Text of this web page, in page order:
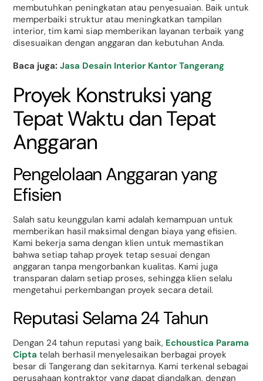
membutuhkan peningkatan atau penyesuaian. Baik untuk
memperbaiki struktur atau meningkatkan tampilan
interior, tim kami siap memberikan layanan terbaik yang
disesuaikan dengan anggaran dan kebutuhan Anda.
Baca juga:Jasa Desain Interior Kantor Tangerang
Proyek Konstruksi yang
Tepat Waktu dan Tepat
Anggaran
Pengelolaan Anggaran yang
Efisien
Salah satu keunggulan kami adalah kemampuan untuk
memberikan hasil maksimal dengan biaya yang efisien.
Kami bekerja sama dengan klien untuk memastikan
bahwa setiap tahap proyek tetap sesuai dengan
anggaran tanpa mengorbankan kualitas. Kami juga
transparan dalam setiap proses, sehingga klien selalu
mengetahui perkembangan proyek secara detail.
Reputasi Selama 24 Tahun
Dengan 24 tahun reputasi yang baik, Echoustica Parama
Cipta telah berhasil menyelesaikan berbagai proyek
besar di Tangerang dan sekitarnya. Kami terkenal sebagai
perusahaan kontraktor yang dapat diandalkan, dengan